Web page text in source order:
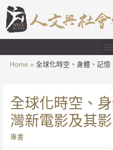
Home 全球化時空、身體、記
全球化時空、
灣新電影及其
專書